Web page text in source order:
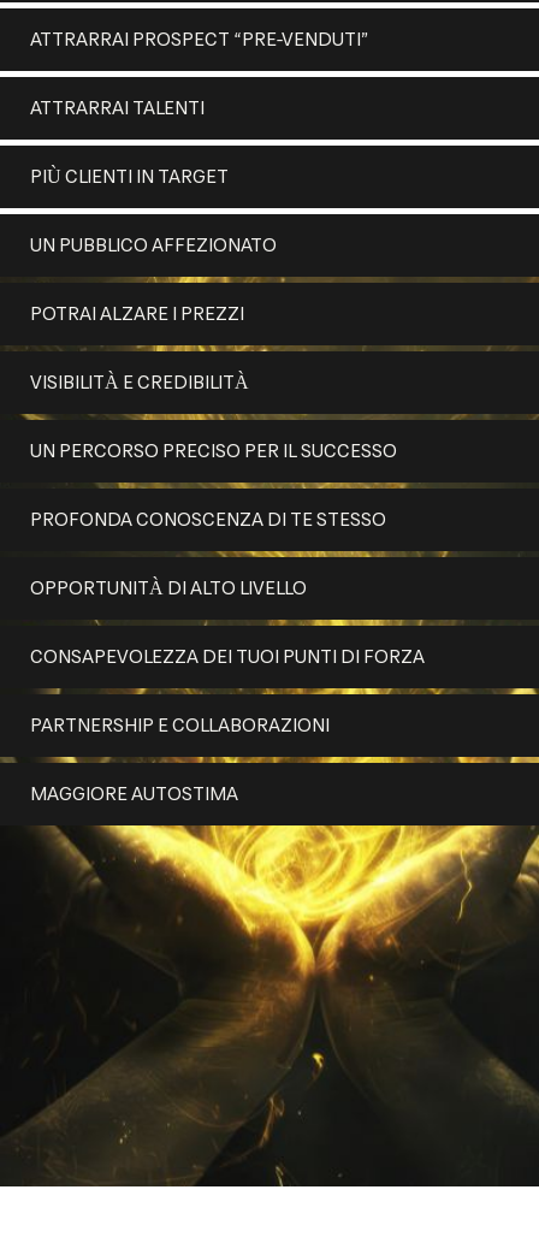
ATTRARRAI PROSPECT “PRE-VENDUTI”
ATTRARRAI TALENTI
PIÙ CLIENTI IN TARGET
UN PUBBLICO AFFEZIONATO
POTRAI ALZARE I PREZZI
VISIBILITÀ E CREDIBILITÀ
UN PERCORSO PRECISO PER IL SUCCESSO
PROFONDA CONOSCENZA DI TE STESSO
OPPORTUNITÀ DI ALTO LIVELLO
CONSAPEVOLEZZA DEI TUOI PUNTI DI FORZA
PARTNERSHIP E COLLABORAZIONI
MAGGIORE AUTOSTIMA